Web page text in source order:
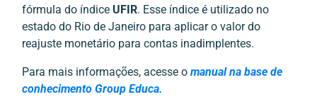
fórmula do índice UFIR. Esse índice é utilizado no
estado do Rio de Janeiro para aplicar o valor do
reajuste monetário para contas inadimplentes.
Para mais informações, acesse o manual na base de
conhecimento Group Educa.